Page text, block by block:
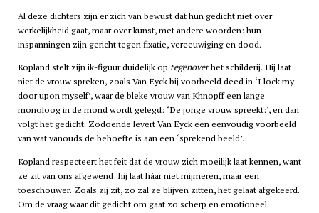
Al deze dichters zijn er zich van bewust dat hun gedicht niet over
werkelijkheid gaat, maar over kunst, met andere woorden: hun
inspanningen zijn gericht tegen fixatie, vereeuwiging en dood.
Kopland stelt zijn ik-figuur duidelijk op tegenoverhet schilderij. Hij laat
niet de vrouw spreken, zoals Van Eyck bij voorbeeld deed in ‘I lock my
door upon myself’, waar de bleke vrouw van Khnopff een lange
monoloog in de mond wordt gelegd: ‘De jonge vrouw spreekt:’, en dan
volgt het gedicht. Zodoende levert Van Eyck een eenvoudig voorbeeld
van wat vanouds de behoefte is aan een ‘sprekend beeld’.
Kopland respecteert het feit dat de vrouw zich moeilijk laat kennen, want
ze zit van ons afgewend: hij laat háar niet mijmeren, maar een
toeschouwer. Zoals zij zit, zo zal ze blijven zitten, het gelaat afgekeerd.
Om de vraag waar dit gedicht om gaat zo scherp en emotioneel